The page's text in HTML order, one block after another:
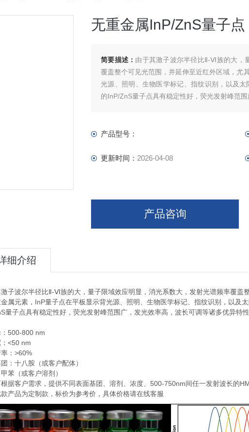
无重金属InP/ZnS量子点
简要描述： 由于其激子波尔半径比Ⅱ-Ⅵ族的大，
覆盖整个可见光范围，并延伸至近红外区域，尤
光源、照明、生物医学标记、指纹识别，以及
的InP/ZnS量子点具有稳定性好，荧光发射峰范
产品型号：
更新时间： 2026-04-08
产品咨询
细介绍
子波尔半径比Ⅱ -Ⅵ族的大，量子限域效应明显，消光系数大，发射光谱频率覆盖
属元素， InP量子点在平板显示背光源、照明、生物医学标记、指纹识别，以及太
量子点具有稳定性好，荧光发射峰范围广，发光效率高，波长可调等诸多优异特性
500-800 nm
<50 nm
： >60%
：十八胺（或客户配体）
苯（或客户溶剂）
据客户需求，提供不同表面基团、溶剂、浓度、 500-750nm间任一发射波长的
产品为定制款，标价为参考价，具体价格请在线客服